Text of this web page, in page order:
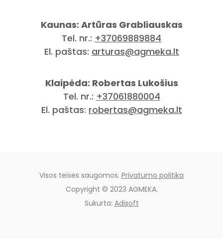
Kaunas: Artūras Grabliauskas
Tel. nr.: +37069889884
El. paštas: arturas@agmeka.lt
Klaipėda: Robertas Lukošius
Tel. nr.: +37061880004
El. paštas: robertas@agmeka.lt
Visos teisės saugomos. Privatumo politika
Copyright © 2023 AGMEKA.
Sukurta: Adisoft